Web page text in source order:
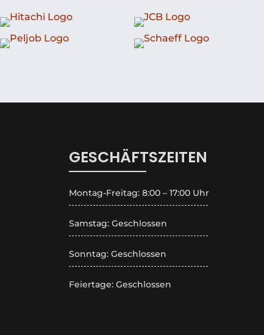
GESCHÄFTSZEITEN
Montag-Freitag: 8:00 – 17:00 Uhr
Samstag: Geschlossen
Sonntag: Geschlossen
Feiertage: Geschlossen